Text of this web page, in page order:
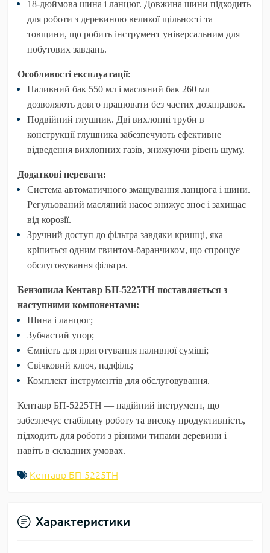
18-дюймова шина і ланцюг. Довжина шини підходить
для роботи з деревиною великої щільності та
товщини, що робить інструмент універсальним для
побутових завдань.
Особливості експлуатації:
Паливний бак 550 мл і масляний бак 260 мл
дозволяють довго працювати без частих дозаправок.
Подвійний глушник. Дві вихлопні труби в
конструкції глушника забезпечують ефективне
відведення вихлопних газів, знижуючи рівень шуму.
Додаткові переваги:
Система автоматичного змащування ланцюга і шини.
Регульований масляний насос знижує знос і захищає
від корозії.
Зручний доступ до фільтра завдяки кришці, яка
кріпиться одним гвинтом-баранчиком, що спрощує
обслуговування фільтра.
Бензопила Кентавр БП-5225ТН поставляється з
наступними компонентами:
Шина і ланцюг;
Зубчастий упор;
Ємність для приготування паливної суміші;
Свічковий ключ, надфіль;
Комплект інструментів для обслуговування.
Кентавр БП-5225ТН — надійний інструмент, що
забезпечує стабільну роботу та високу продуктивність,
підходить для роботи з різними типами деревини і
навіть в складних умовах.
Кентавр БП-5225ТН
Характеристики